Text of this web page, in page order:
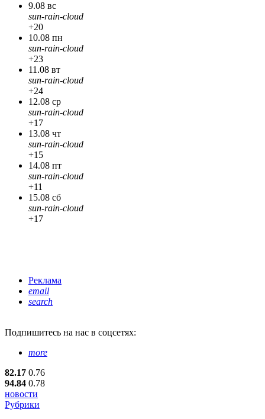
9.08 вс
sun-rain-cloud
+20
10.08 пн
sun-rain-cloud
+23
11.08 вт
sun-rain-cloud
+24
12.08 ср
sun-rain-cloud
+17
13.08 чт
sun-rain-cloud
+15
14.08 пт
sun-rain-cloud
+11
15.08 сб
sun-rain-cloud
+17
Реклама
email
search
Подпишитесь на нас в соцсетях:
more
82.17 0.76
94.84 0.78
новости
Рубрики